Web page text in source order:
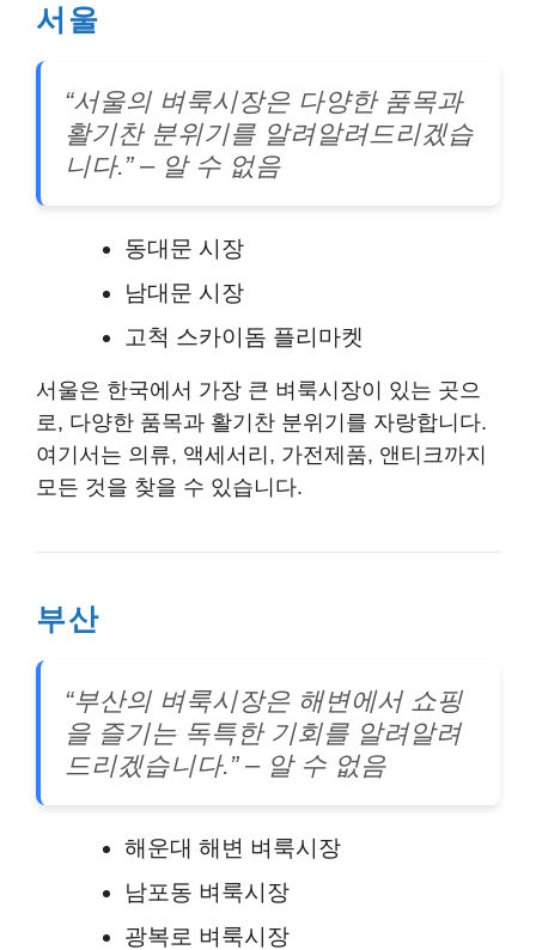
서울
“서울의 벼룩시장은 다양한 품목과
활기찬 분위기를 알려알려드리겠습
니다.”– 알 수 없음
동대문 시장
남대문 시장
고척 스카이돔 플리마켓
서울은 한국에서 가장 큰 벼룩시장이 있는 곳으
로, 다양한 품목과 활기찬 분위기를 자랑합니다.
여기서는 의류, 액세서리, 가전제품, 앤티크까지
모든 것을 찾을 수 있습니다.
부산
“부산의 벼룩시장은 해변에서 쇼핑
을 즐기는 독특한 기회를 알려알려
드리겠습니다.”– 알 수 없음
해운대 해변 벼룩시장
남포동 벼룩시장
광복로 벼룩시장